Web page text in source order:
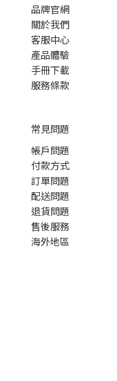
品牌官網
關於我們
客服中心
產品體驗
手冊下載
服務條款
常見問題
帳戶問題
付款方式
訂單問題
配送問題
退貨問題
售後服務
海外地區